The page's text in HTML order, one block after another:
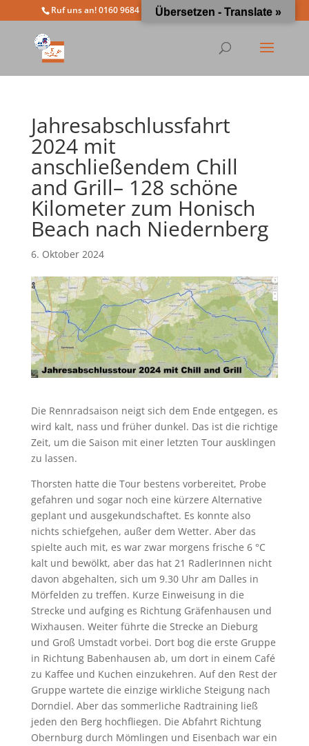
Ruf uns an! 0160 9684 4963 info@moewathlon.de
Jahresabschlussfahrt
2024 mit
anschließendem Chill
and Grill– 128 schöne
Kilometer zum Honisch
Beach nach Niedernberg
6. Oktober 2024
Die Rennradsaison neigt sich dem Ende entgegen, es
wird kalt, nass und früher dunkel. Das ist die richtige
Zeit, um die Saison mit einer letzten Tour ausklingen
zu lassen.
Thorsten hatte die Tour bestens vorbereitet, Probe
gefahren und sogar noch eine kürzere Alternative
geplant und ausgekundschaftet. Es konnte also
nichts schiefgehen, außer dem Wetter. Aber das
spielte auch mit, es war zwar morgens frische 6 °C
kalt und bewölkt, aber das hat 21 RadlerInnen nicht
davon abgehalten, sich um 9.30 Uhr am Dalles in
Mörfelden zu treffen. Kurze Einweisung in die
Strecke und aufging es Richtung Gräfenhausen und
Wixhausen. Weiter führte die Strecke an Dieburg
und Groß Umstadt vorbei. Dort bog die erste Gruppe
in Richtung Babenhausen ab, um dort in einem Café
zu Kaffee und Kuchen einzukehren. Auf den Rest der
Gruppe wartete die einzige wirkliche Steigung nach
Dorndiel. Aber das sommerliche Radtraining ließ
jeden den Berg hochfliegen. Die Abfahrt Richtung
Obernburg durch Mömlingen und Eisenbach war ein
Übersetzen - Translate »